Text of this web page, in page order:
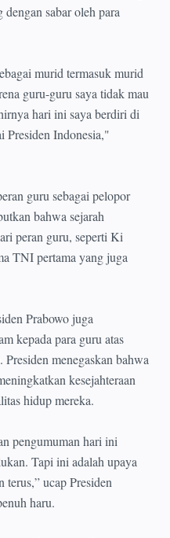
sabar oleh para
murid termasuk murid
guru-guru saya tidak mau
hari ini saya berdiri di
Presiden Indonesia,"
guru sebagai pelopor
bahwa sejarah
peran guru, seperti Ki
TNI pertama yang juga
Prabowo juga
kepada para guru atas
menegaskan bahwa
kesejahteraan
hidup mereka.
pengumuman hari ini
Tapi ini adalah upaya
ucap Presiden
haru.